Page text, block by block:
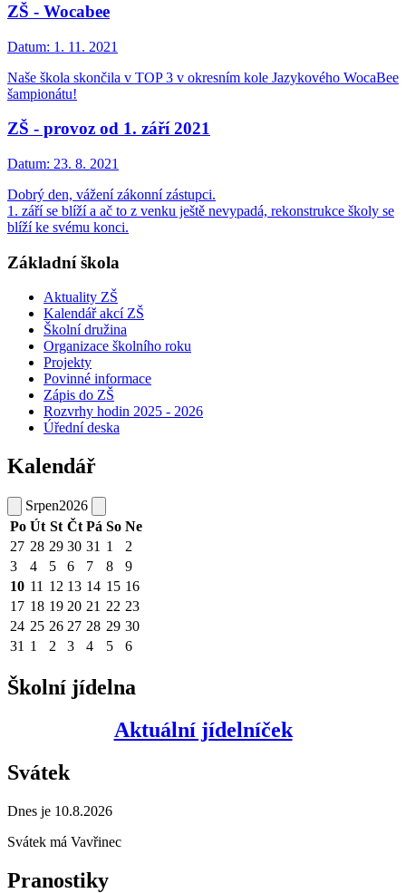
ZŠ - Wocabee
Datum: 1. 11. 2021
Naše škola skončila v TOP 3 v okresním kole Jazykového WocaBee
šampionátu!
ZŠ - provoz od 1. září 2021
Datum: 23. 8. 2021
Dobrý den, vážení zákonní zástupci.
1. září se blíží a ač to z venku ještě nevypadá, rekonstrukce školy se
blíží ke svému konci.
Základní škola
Aktuality ZŠ
Kalendář akcí ZŠ
Školní družina
Organizace školního roku
Projekty
Povinné informace
Zápis do ZŠ
Rozvrhy hodin 2025 - 2026
Úřední deska
Kalendář
Srpen2026
Po Út St Čt Pá So Ne
27 28 29 30 31 1
2
3
4 5 6 7 8
9
10 11 12 13 14 15 16
17 18 19 20 21 22 23
24 25 26 27 28 29 30
31 1 2 3 4 5 6
Školní jídelna
Aktuální jídelníček
Svátek
Dnes je 10.8.2026
Svátek má Vavřinec
Pranostiky